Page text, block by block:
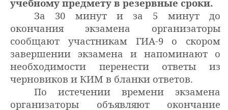
учебному предмету в резервные сроки.
За 30 минут и за 5 минут до
окончания экзамена организаторы
сообщают участникам ГИА-9 о скором
завершении экзамена и напоминают о
необходимости перенести ответы из
черновиков и КИМ в бланки ответов.
По истечении времени экзамена
организаторы объявляют окончание